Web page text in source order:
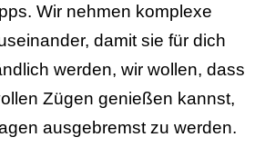
Wir nehmen komplexe
damit sie für dich
werden, wir wollen, dass
Zügen genießen kannst,
ausgebremst zu werden.